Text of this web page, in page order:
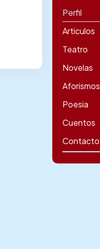
Perfil
Articulos
Teatro
Novelas
Aforismos
Poesia
Cuentos
Contacto